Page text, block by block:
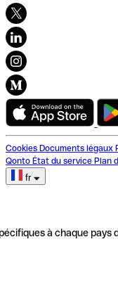
Cookies Documents légaux
Qonto État du service Plan
fr
à chaque pays